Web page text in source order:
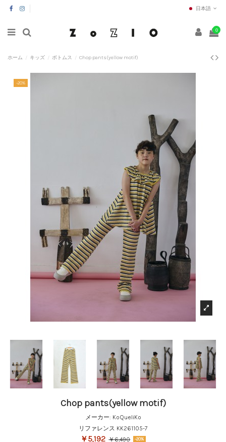
日本語
0
ホーム キッズ ボトムス Chop pants(yellow motif)
-20%
Chop pants(yellow motif)
メーカー: KoQueliKo
リファレンス KK261105-7
￥5,192 ￥6,490 -20%